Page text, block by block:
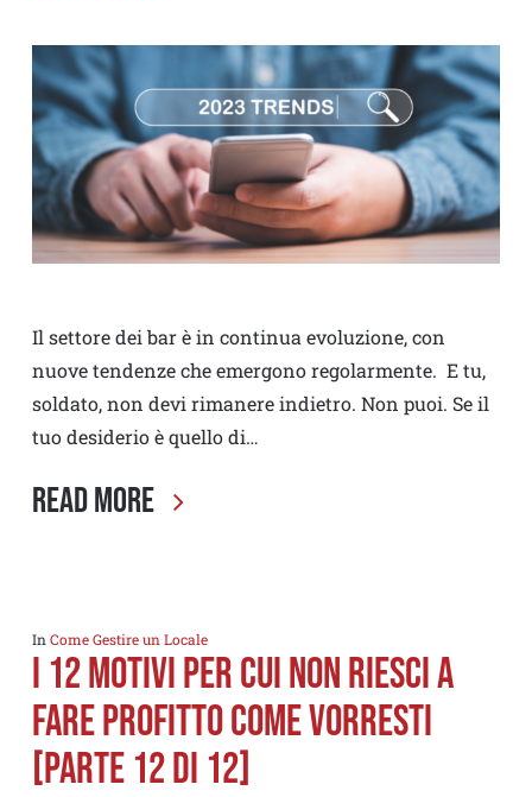
Il settore dei bar è in continua evoluzione, con
nuove tendenze che emergono regolarmente. E tu,
soldato, non devi rimanere indietro. Non puoi. Se il
tuo desiderio è quello di…
Read More
In Come Gestire un Locale
I 12 MOTIVI PER CUI NON RIESCI A
FARE PROFITTO COME VORRESTI
[PARTE 12 di 12]